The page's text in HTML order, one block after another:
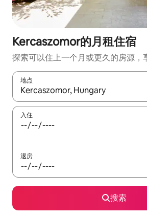
Kercaszomor的月租住宿
探索可以住上一个月或更久的房源，
地点
如有搜索结果，请使用上下方向键查看
入住
退房
搜索